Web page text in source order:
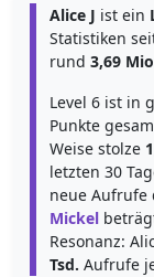
Alice J ist ein
Statistiken
rund 3,69
Level 6 ist in
Punkte
Weise stolze
letzten 30
neue Aufrufe
Mickel
Resonanz:
Tsd. Aufrufe